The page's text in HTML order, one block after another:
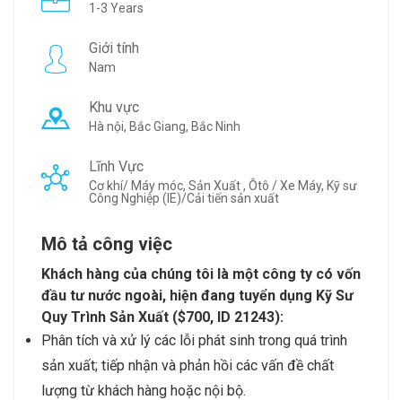
1-3 Years
Giới tính
Nam
Khu vực
Hà nội, Bắc Giang, Bắc Ninh
Lĩnh Vực
Cơ khí/ Máy móc, Sản Xuất , Ôtô / Xe Máy, Kỹ sư
Công Nghiệp (IE)/Cải tiến sản xuất
Mô tả công việc
Khách hàng của chúng tôi là một công ty có vốn
đầu tư nước ngoài, hiện đang tuyển dụng Kỹ Sư
Quy Trình Sản Xuất ($700, ID 21243):
Phân tích và xử lý các lỗi phát sinh trong quá trình
sản xuất; tiếp nhận và phản hồi các vấn đề chất
lượng từ khách hàng hoặc nội bộ.